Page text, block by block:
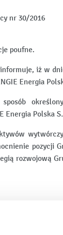
nr 30/2016
poufne.
iż w
Energia
Energia Polska
pozycji
rozwojową